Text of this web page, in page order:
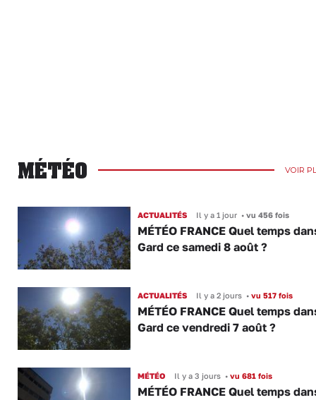
MÉTÉO VOIR
ACTUALITÉS Il y a 1 jour •vu 456 fois
MÉTÉO FRANCE Quel temps
Gard ce samedi 8 août ?
ACTUALITÉS Il y a 2 jours •vu 517 fois
MÉTÉO FRANCE Quel temps
Gard ce vendredi 7 août ?
MÉTÉO Il y a 3 jours •vu 681 fois
MÉTÉO FRANCE Quel temps